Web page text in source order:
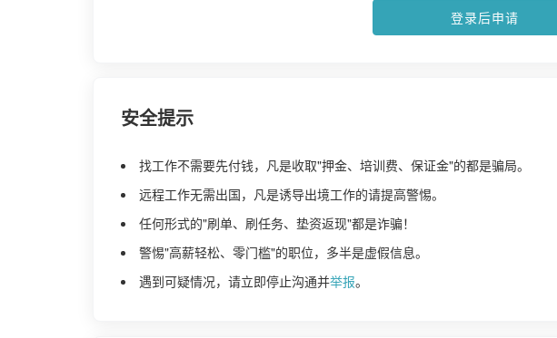
登录后申请
安全提示
找工作不需要先付钱，凡是收取"押金、培训费、保证金"的都是骗局。
远程工作无需出国，凡是诱导出境工作的请提高警惕。
任何形式的"刷单、刷任务、垫资返现"都是诈骗！
警惕"高薪轻松、零门槛"的职位，多半是虚假信息。
遇到可疑情况，请立即停止沟通并举报。